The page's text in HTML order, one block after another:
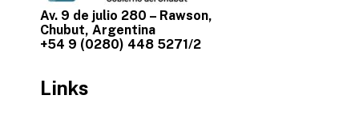
Av. 9 de julio 280 – Rawson,
Chubut, Argentina
+54 9 (0280) 448 5271/2
Links